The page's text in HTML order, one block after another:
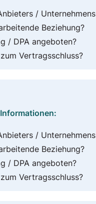
/ Unternehmens
Beziehung?
/ DPA angeboten?
Vertragsschluss?
/ Unternehmens
Beziehung?
/ DPA angeboten?
Vertragsschluss?